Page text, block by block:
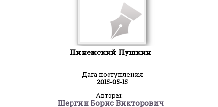
Пинежский Пушкин
Дата поступления
2015-05-15
Авторы:
Шергин Борис Викторович